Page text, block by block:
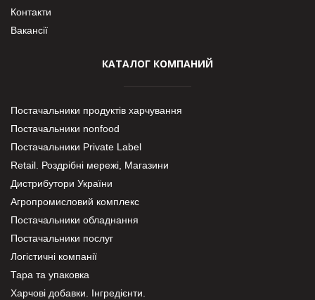
Контакти
Вакансії
КАТАЛОГ КОМПАНИЙ
Постачальники продуктів харчування
Постачальники nonfood
Постачальники Private Label
Retail. Роздрібні мережі, Магазини
Дистрибутори України
Агропромисловий комплекс
Постачальники обладнання
Постачальники послуг
Логістичні компанії
Тара та упаковка
Харчові добавки. Інгредієнти.